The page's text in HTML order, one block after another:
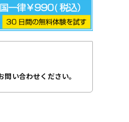
い合わせください。